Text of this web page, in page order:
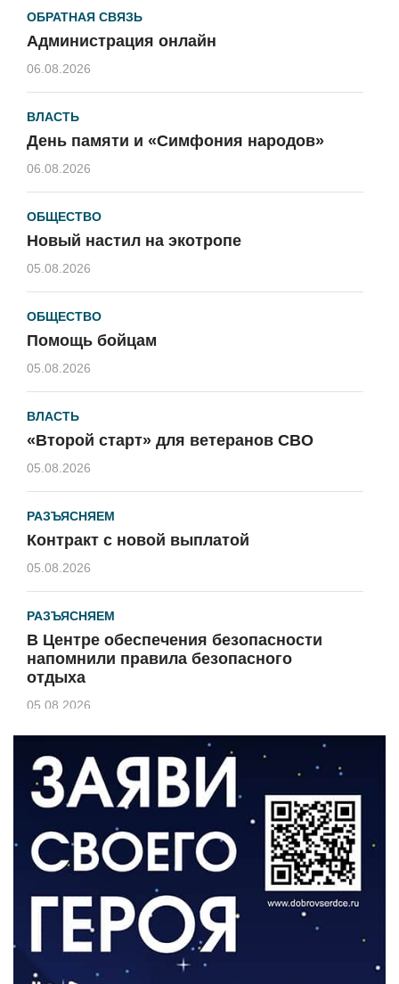
ОБРАТНАЯ СВЯЗЬ
Администрация онлайн
06.08.2026
ВЛАСТЬ
День памяти и «Симфония народов»
06.08.2026
ОБЩЕСТВО
Новый настил на экотропе
05.08.2026
ОБЩЕСТВО
Помощь бойцам
05.08.2026
ВЛАСТЬ
«Второй старт» для ветеранов СВО
05.08.2026
РАЗЪЯСНЯЕМ
Контракт с новой выплатой
05.08.2026
РАЗЪЯСНЯЕМ
В Центре обеспечения безопасности
напомнили правила безопасного
отдыха
05.08.2026
КУЛЬТУРА
Афиша Зеленоградска
04.08.2026
РАЗЪЯСНЯЕМ
Борьба с борщевиком продолжается
04.08.2026